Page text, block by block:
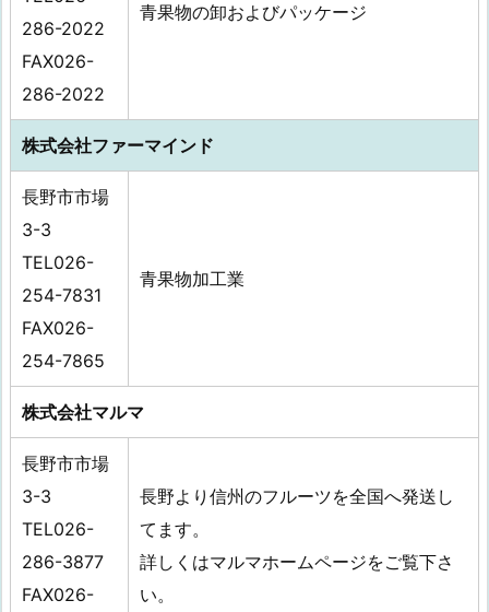
286-2022
FAX026-
286-2022
青果物の卸およびパッケージ
株式会社ファーマインド
長野市市場
3-3
TEL026-
254-7831
FAX026-
254-7865
青果物加工業
株式会社マルマ
長野市市場
3-3
TEL026-
286-3877
FAX026-
長野より信州のフルーツを全国へ発送し
てます。
詳しくはマルマホームページをご覧下さ
い。